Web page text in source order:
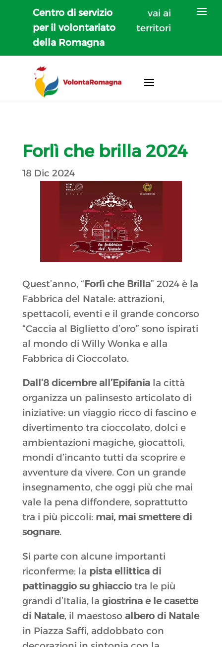
Centro di servizio
per il volontariato
della Romagna
vai ai
territori
Forlì che brilla 2024
18 Dic 2024
Quest’anno, “Forlì che Brilla” 2024 è la
Fabbrica del Natale: attrazioni,
spettacoli, eventi e il grande concorso
“Caccia al Biglietto d’oro” sono ispirati
al mondo di Willy Wonka e alla
Fabbrica di Cioccolato.
Dall’8 dicembre all’Epifaniala città
organizza un palinsesto articolato di
iniziative: un viaggio ricco di fascino e
divertimento tra cioccolato, dolci e
ambientazioni magiche, giocattoli,
mondi d’incanto tutti da scoprire e
avventure da vivere. Con un grande
insegnamento, che oggi più che mai
vale la pena diffondere, soprattutto
tra i più piccoli: mai, mai smettere di
sognare.
Si parte con alcune importanti
riconferme: la pista ellittica di
pattinaggio su ghiaccio tra le più
grandi d’Italia, la giostrina e le casette
di Natale, il maestoso albero di Natale
in Piazza Saffi, addobbato con